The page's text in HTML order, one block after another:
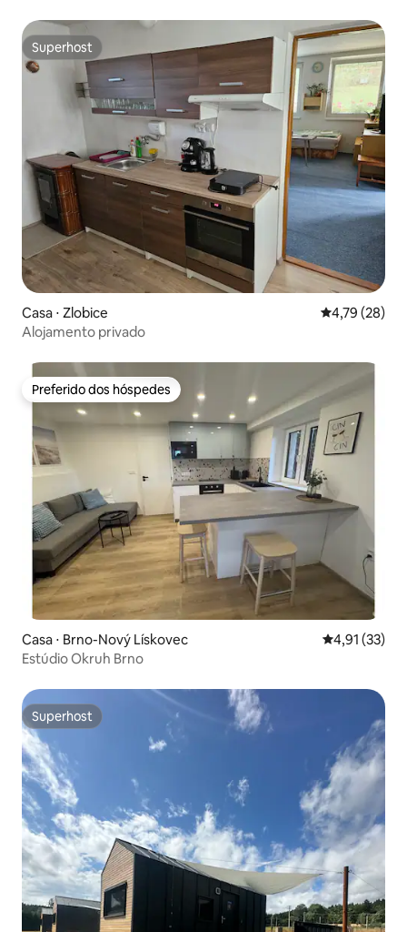
Superhost
Superhost
Casa ⋅ Zlobice 4,79 de uma
4,79 (28)
Alojamento privado
Preferido dos hóspedes
Preferido dos hóspedes
Casa ⋅ Brno-Nový Lískovec 4,91 de uma
4,91 (33)
Estúdio Okruh Brno
Superhost
Superhost